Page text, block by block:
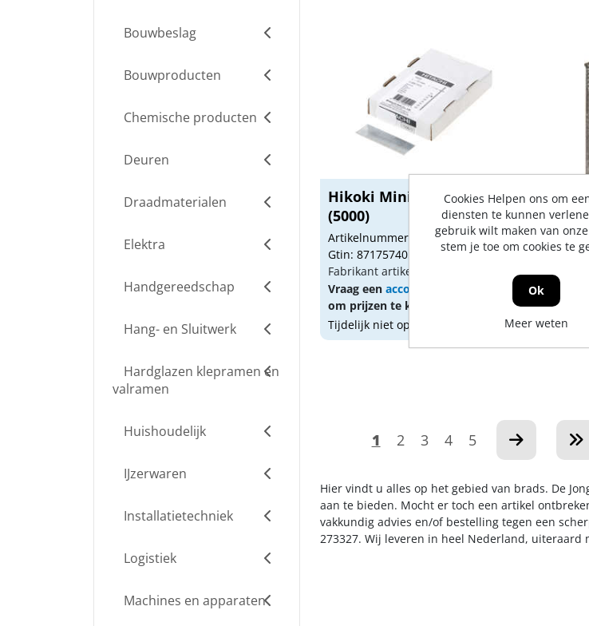
Bouwbeslag
Bouwproducten
Chemische producten
Deuren
Draadmaterialen
Elektra
Handgereedschap
Hang- en Sluitwerk
Hardglazen klepramen en
valramen
Huishoudelijk
IJzerwaren
Installatietechniek
Logistiek
Machines en apparaten
Hikoki Mini-brads 1,2 x 20
(5000)
Artikelnummer: 1713052
Gtin: 8717574050110
Fabrikant artikel nummer: 750672
Vraag een account
om prijzen te kunnen zien.
Tijdelijk niet op voorraad
Gtin:
om
1 2 3 4 5
Hier vindt u alles op het gebied van brads. De
aan te bieden. Mocht er toch een artikel
vakkundig advies en/of bestelling tegen een
273327. Wij leveren in heel Nederland,
Cookies Helpen ons om
diensten te kunnen
gebruik wilt maken van
stem je toe om cookies te
Ok
Meer weten